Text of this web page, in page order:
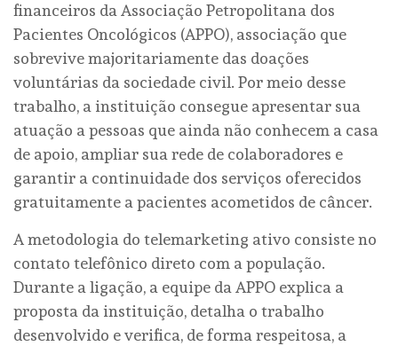
financeiros da Associação Petropolitana dos
Pacientes Oncológicos (APPO), associação que
sobrevive majoritariamente das doações
voluntárias da sociedade civil. Por meio desse
trabalho, a instituição consegue apresentar sua
atuação a pessoas que ainda não conhecem a casa
de apoio, ampliar sua rede de colaboradores e
garantir a continuidade dos serviços oferecidos
gratuitamente a pacientes acometidos de câncer.
A metodologia do telemarketing ativo consiste no
contato telefônico direto com a população.
Durante a ligação, a equipe da APPO explica a
proposta da instituição, detalha o trabalho
desenvolvido e verifica, de forma respeitosa, a